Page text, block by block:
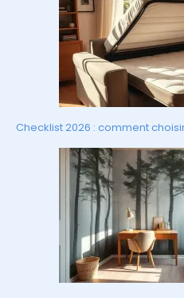
Checklist 2026 : comment